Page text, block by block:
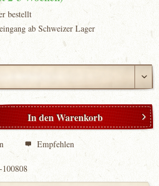
bestellt
ab Schweizer Lager
In denWarenkorb
Empfehlen